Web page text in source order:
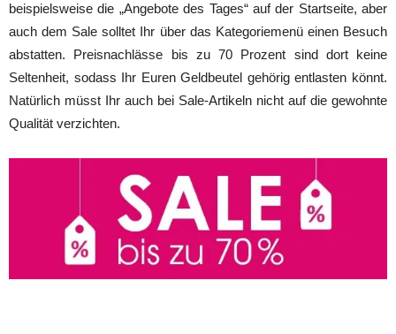
beispielsweise die „Angebote des Tages“ auf der Startseite, aber
auch dem Sale solltet Ihr über das Kategoriemenü einen Besuch
abstatten. Preisnachlässe bis zu 70 Prozent sind dort keine
Seltenheit, sodass Ihr Euren Geldbeutel gehörig entlasten könnt.
Natürlich müsst Ihr auch bei Sale-Artikeln nicht auf die gewohnte
Qualität verzichten.